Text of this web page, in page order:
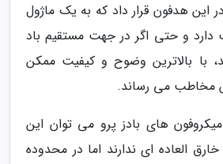
عنوان Wind Shield در این هدفون قرار داد که به یک ماژول
و حتی اگر در جهت مستقیم باد
با بالاترین وضوح و کیفیت ممکن
مخاطب می رساند.
میکروفون های بادز پرو می توان این
العاده ای ندارند اما در محدوده